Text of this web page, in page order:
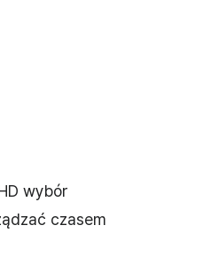
wybór
czasem